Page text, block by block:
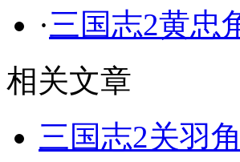
·三国志2黄忠
相关文章
三国志2关羽